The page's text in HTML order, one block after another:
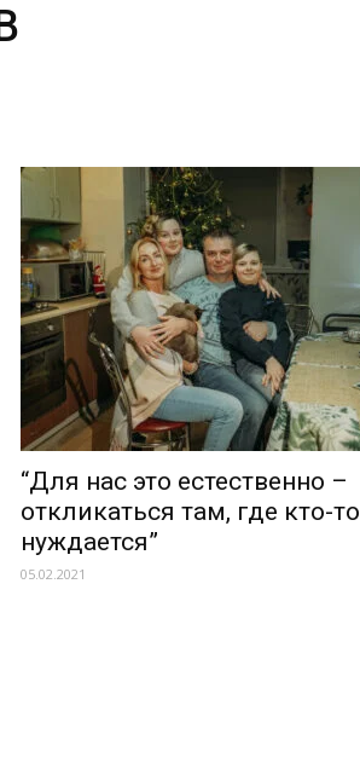
“Для нас это естественно –
откликаться там, где кто-то
нуждается”
05.02.2021